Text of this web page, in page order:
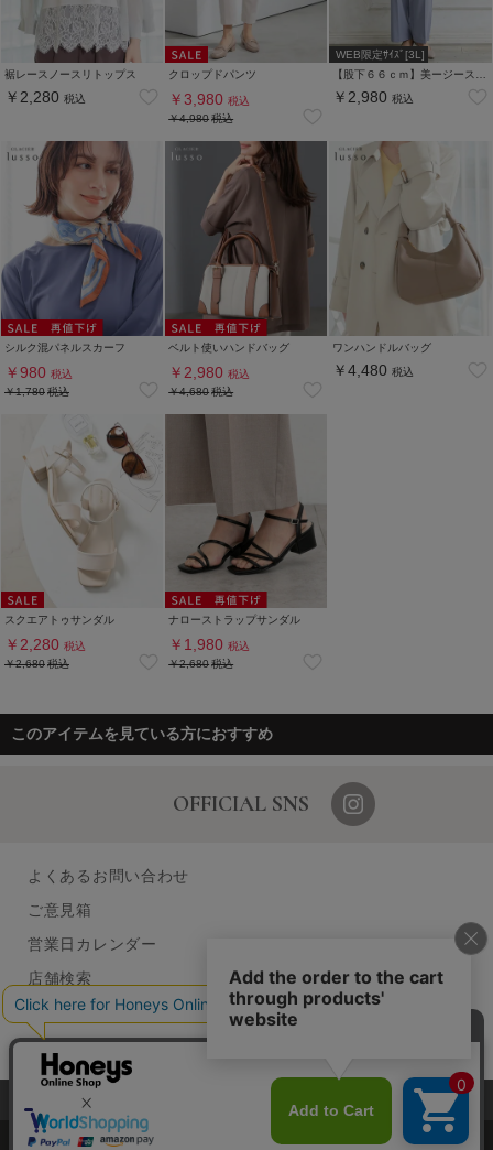
裾レースノースリトップス
￥2,280 税込
クロップドパンツ
￥3,980 税込
￥4,980税込
WEB限定ｻｲｽﾞ[3L]
【股下６６ｃｍ】美ージーストレート(股下63/66/69cm展開)
￥2,980 税込
シルク混パネルスカーフ
￥980 税込
￥1,780税込
ベルト使いハンドバッグ
￥2,980 税込
￥4,680税込
ワンハンドルバッグ
￥4,480 税込
スクエアトゥサンダル
￥2,280 税込
￥2,680税込
ナローストラップサンダル
￥1,980 税込
￥2,680税込
このアイテムを見ている方におすすめ
OFFICIAL SNS
よくあるお問い合わせ
ご意見箱
営業日カレンダー
店舗検索
採用情報
GLOBAL GUIDE（海外からご利用のお客様）
企業情報
©2009 All Rights Reserved.
当サイトでは、サイトの利便性向上のため、クッキー(Cookie)を使
用しています。詳しくは「
」をご覧くださ